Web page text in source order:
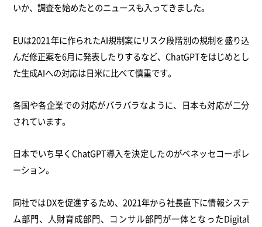
いか、調査を始めたとのニュースも入ってきました。
EUは2021年に作られたAI規制案にリスク段階別の規制を盛り込
んだ修正案を6月に発表したりするなど、ChatGPTをはじめとし
た生成AIへの対応は日米に比べて慎重です。
各国や各企業での対応がバラバラなように、日本も対応が二分
されています。
日本でいち早くChatGPT導入を決定したのがベネッセコーポレ
ーション。
同社ではDXを促進するため、2021年から社長直下に情報システ
ム部門、人財育成部門、コンサル部門が一体となったDigital